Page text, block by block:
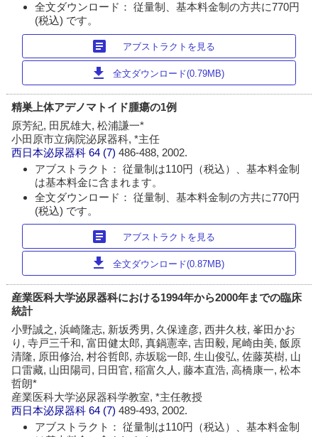
全文ダウンロード： 従量制、基本料金制の方共に770円
(税込) です。
article アブストラクトを見る
download 全文ダウンロード(0.79MB)
精巣上体アデノマトイド腫瘍の1例
原芳紀, 田尻雄大, 松浦謙一*
小田原市立病院泌尿器科, *主任
西日本泌尿器科 64 (7)486-488, 2002.
アブストラクト： 従量制は110円（税込）、基本料金制
は基本料金に含まれます。
全文ダウンロード： 従量制、基本料金制の方共に770円
(税込) です。
article アブストラクトを見る
download 全文ダウンロード(0.87MB)
産業医科大学泌尿器科における1994年から2000年までの臨床
統計
小野誠之, 浜崎隆志, 新坂秀男, 久保達彦, 西井久枝, 峯田かお
り, 寺戸三千和, 富田健太郎, 真鍋憲幸, 吉田毅, 尾崎由美, 飯原
清隆, 原田修治, 村谷哲郎, 赤坂聡一郎, 生山俊弘, 佐藤英樹, 山
口雷藏, 山田陽司, 日田官, 稲富久人, 藤本直浩, 高橋康一, 松本
哲朗*
産業医科大学泌尿器科学教室, *主任教授
西日本泌尿器科 64 (7)489-493, 2002.
アブストラクト： 従量制は110円（税込）、基本料金制